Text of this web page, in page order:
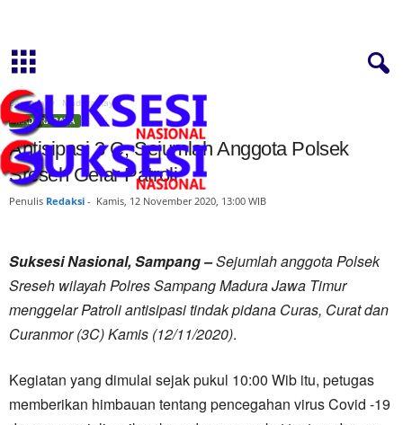
Beranda Madura Raya
MADURA RAYA
Antisipasi 3 C, Sejumlah Anggota Polsek
Sreseh Gelar Patroli
Penulis Redaksi - Kamis, 12 November 2020, 13:00 WIB
Suksesi Nasional, Sampang –Sejumlah anggota Polsek
Sreseh wilayah Polres Sampang Madura Jawa Timur
menggelar Patroli antisipasi tindak pidana Curas, Curat dan
Curanmor (3C) Kamis (12/11/2020).
Kegiatan yang dimulai sejak pukul 10:00 Wib itu, petugas
memberikan himbauan tentang pencegahan virus Covid -19